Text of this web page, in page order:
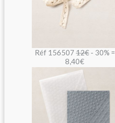
Réf 156507 12€ - 30% =
8,40€